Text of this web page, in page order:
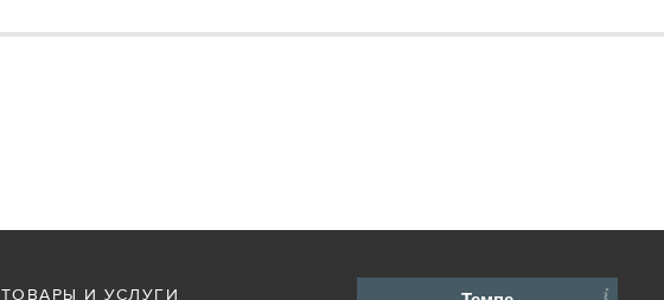
ТОВАРЫ И УСЛУГИ